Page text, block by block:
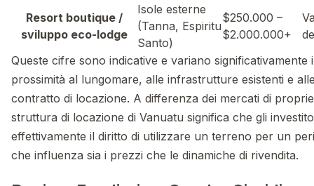
Resort boutique /
sviluppo eco-lodge
Isole esterne
(Tanna, Espiritu
Santo)
$250.000 –
$2.000.000+
Queste cifre sono indicative e variano significativamente
prossimità al lungomare, alle infrastrutture esistenti e
contratto di locazione. A differenza dei mercati di
struttura di locazione di Vanuatu significa che gli
effettivamente il diritto di utilizzare un terreno per un
che influenza sia i prezzi che le dinamiche di rivendita.